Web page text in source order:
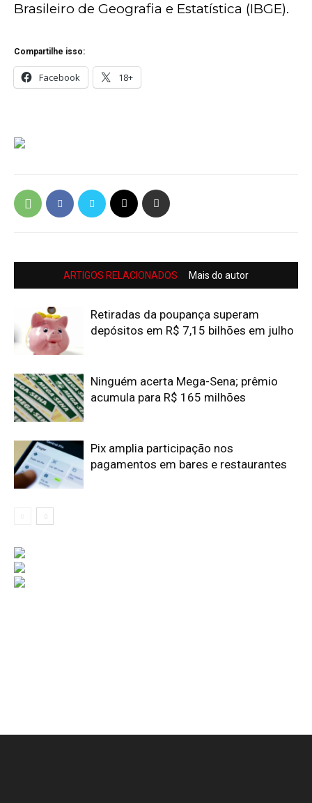
Brasileiro de Geografia e Estatística (IBGE).
Compartilhe isso:
Facebook 18+
ARTIGOS RELACIONADOS Mais do autor
Retiradas da poupança superam
depósitos em R$ 7,15 bilhões em julho
Ninguém acerta Mega-Sena; prêmio
acumula para R$ 165 milhões
Pix amplia participação nos
pagamentos em bares e restaurantes